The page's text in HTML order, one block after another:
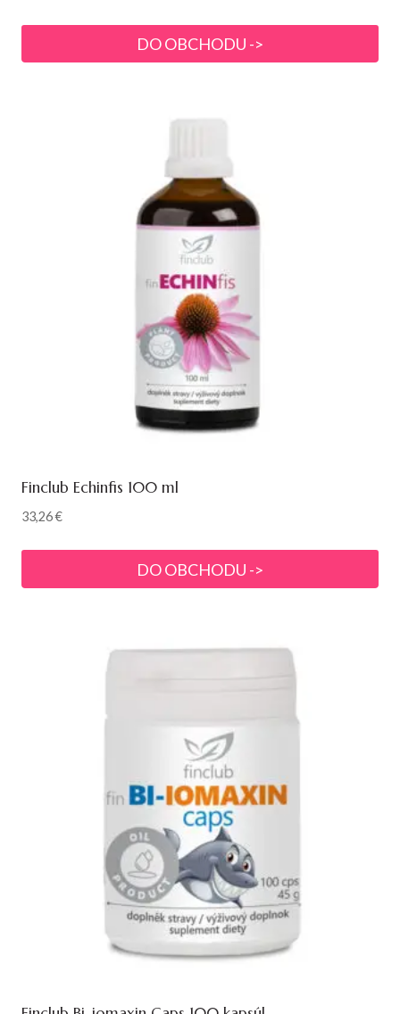
DO OBCHODU ->
Finclub Echinfis 100 ml
33,26€
DO OBCHODU ->